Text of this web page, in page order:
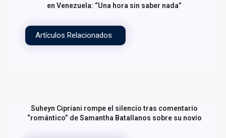
en Venezuela: “Una hora sin saber nada”
Artículos Relacionados
Suheyn Cipriani rompe el silencio tras comentario
“romántico” de Samantha Batallanos sobre su novio